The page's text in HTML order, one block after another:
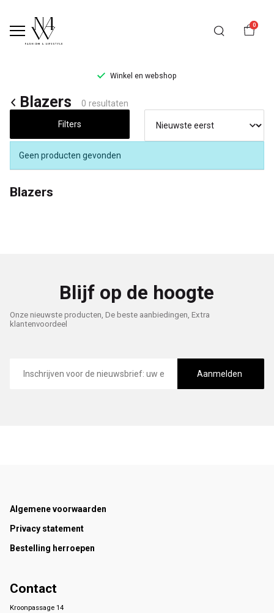
0
Winkel en webshop
Blazers
Noteboom
4
Woman
Blazers 0 resultaten
Filters
Geen producten gevonden
Blazers
Blijf op de hoogte
Onze nieuwste producten, De beste aanbiedingen, Extra
klantenvoordeel
mailadres
Aanmelden
Footer
Algemene voorwaarden
Privacy statement
Bestelling herroepen
Contact
Kroonpassage 14